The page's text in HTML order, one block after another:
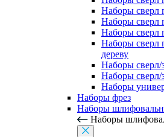
Наборы сверл
Наборы сверл
Наборы сверл
Наборы сверл
дереву
Наборы сверл/
Наборы сверл/
Наборы
Наборы фрез
Наборы
Наборы